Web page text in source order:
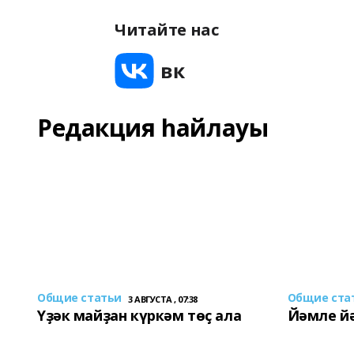
Читайте нас
Редакция һайлауы
Общие статьи 3 АВГУСТА , 07:38
Үҙәк майҙан күркәм төҫ ала
Общие
Йәмле